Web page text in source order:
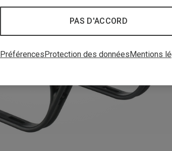
PAS D'ACCORD
PréférencesProtection des donnéesMentions